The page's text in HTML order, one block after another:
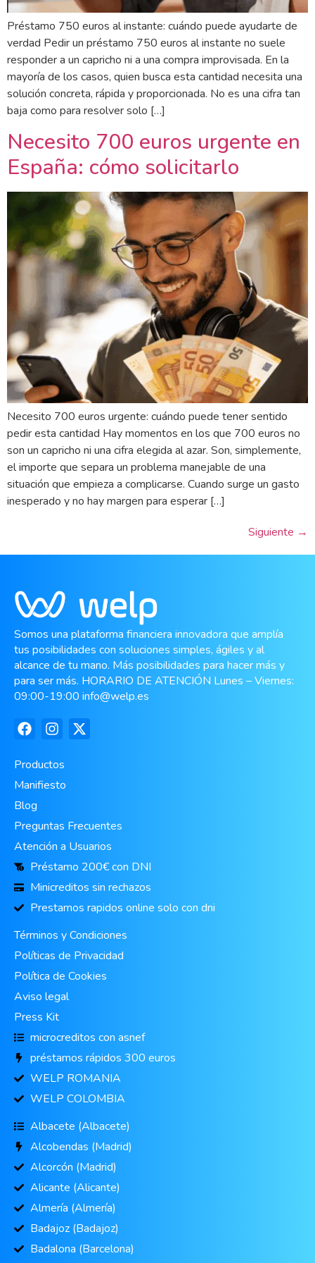
Préstamo 750 euros al instante: cuándo puede ayudarte de
verdad Pedir un préstamo 750 euros al instante no suele
responder a un capricho ni a una compra improvisada. En la
mayoría de los casos, quien busca esta cantidad necesita una
solución concreta, rápida y proporcionada. No es una cifra tan
baja como para resolver solo […]
Necesito 700 euros urgente en
España: cómo solicitarlo
Necesito 700 euros urgente: cuándo puede tener sentido
pedir esta cantidad Hay momentos en los que 700 euros no
son un capricho ni una cifra elegida al azar. Son, simplemente,
el importe que separa un problema manejable de una
situación que empieza a complicarse. Cuando surge un gasto
inesperado y no hay margen para esperar […]
Siguiente →
Somos una plataforma financiera innovadora que amplía
tus posibilidades con soluciones simples, ágiles y al
alcance de tu mano. Más posibilidades para hacer más y
para ser más. HORARIO DE ATENCIÓN Lunes – Viernes:
09:00-19:00 info@welp.es
Productos
Manifiesto
Blog
Preguntas Frecuentes
Atención a Usuarios
Préstamo 200€ con DNI
Minicreditos sin rechazos
Prestamos rapidos online solo con dni
Términos y Condiciones
Políticas de Privacidad
Política de Cookies
Aviso legal
Press Kit
microcreditos con asnef
préstamos rápidos 300 euros
WELP ROMANIA
WELP COLOMBIA
Albacete (Albacete)
Alcobendas (Madrid)
Alcorcón (Madrid)
Alicante (Alicante)
Almería (Almería)
Badajoz (Badajoz)
Badalona (Barcelona)